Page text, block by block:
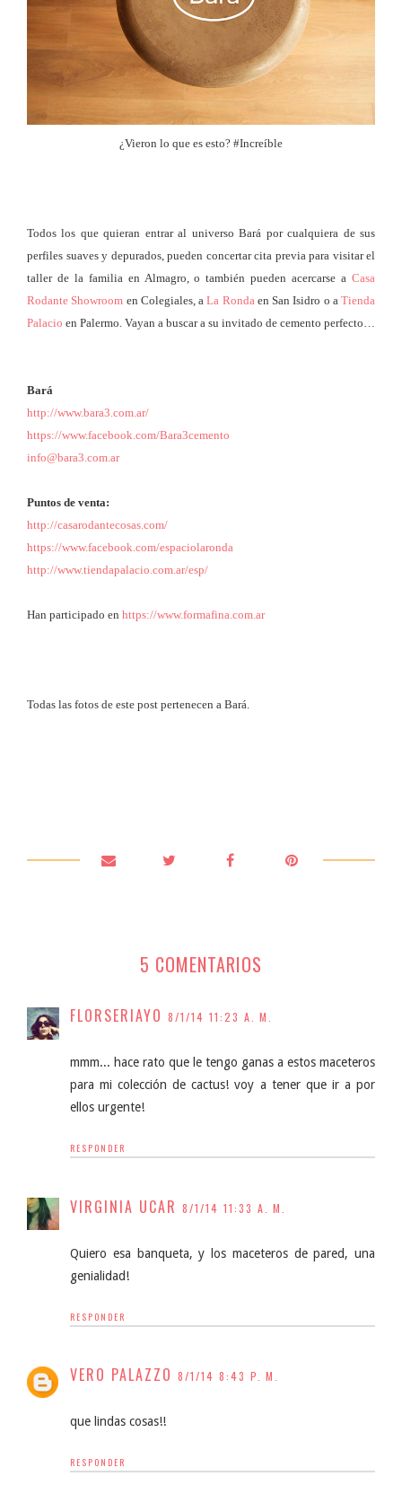
¿Vieron lo que es esto? #Increíble
Todos los que quieran entrar al universo Bará por cualquiera de sus
perfiles suaves y depurados, pueden concertar cita previa para visitar el
taller de la familia en Almagro, o también pueden acercarse a Casa
Rodante Showroom en Colegiales, aLa Rondaen San Isidro o a Tienda
Palacio en Palermo. Vayan a buscar a su invitado de cemento perfecto…
Bará
http://www.bara3.com.ar/
https://www.facebook.com/Bara3cemento
info@bara3.com.ar
Puntos de venta:
http://casarodantecosas.com/
https://www.facebook.com/espaciolaronda
http://www.tiendapalacio.com.ar/esp/
Han participado en https://www.formafina.com.ar
Todas las fotos de este post pertenecen a Bará.
5 COMENTARIOS
FLORSERIAYO 8/1/14 11:23 A. M.
mmm... hace rato que le tengo ganas a estos maceteros
para mi colección de cactus! voy a tener que ir a por
ellos urgente!
RESPONDER
VIRGINIA UCAR 8/1/14 11:33 A. M.
Quiero esa banqueta, y los maceteros de pared, una
genialidad!
RESPONDER
VERO PALAZZO 8/1/14 8:43 P. M.
que lindas cosas!!
RESPONDER